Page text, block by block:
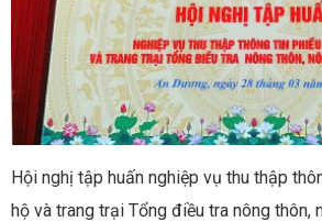
Hội nghị tập huấn nghiệp vụ thu thập
hộ và trang trại Tổng điều tra nông thôn,